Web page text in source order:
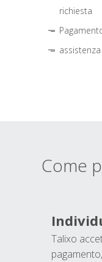
richiesta
Come
Talixo